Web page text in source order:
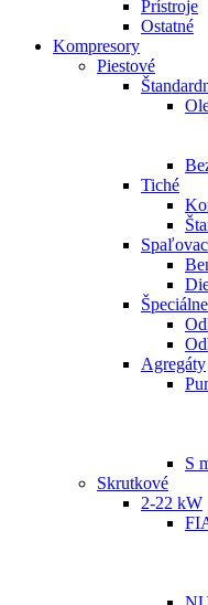
Prístroje
Ostatné
Kompresory
Piestové
Tiché
Špeciálne
Agregáty
S
Skrutkové
2-22 kW